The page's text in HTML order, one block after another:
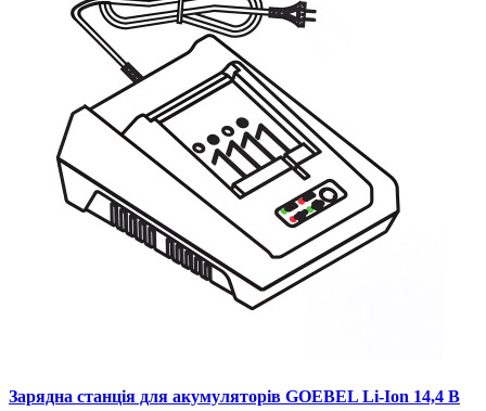
Зарядна станція для акумуляторів GOEBEL Li-Ion 14,4 В